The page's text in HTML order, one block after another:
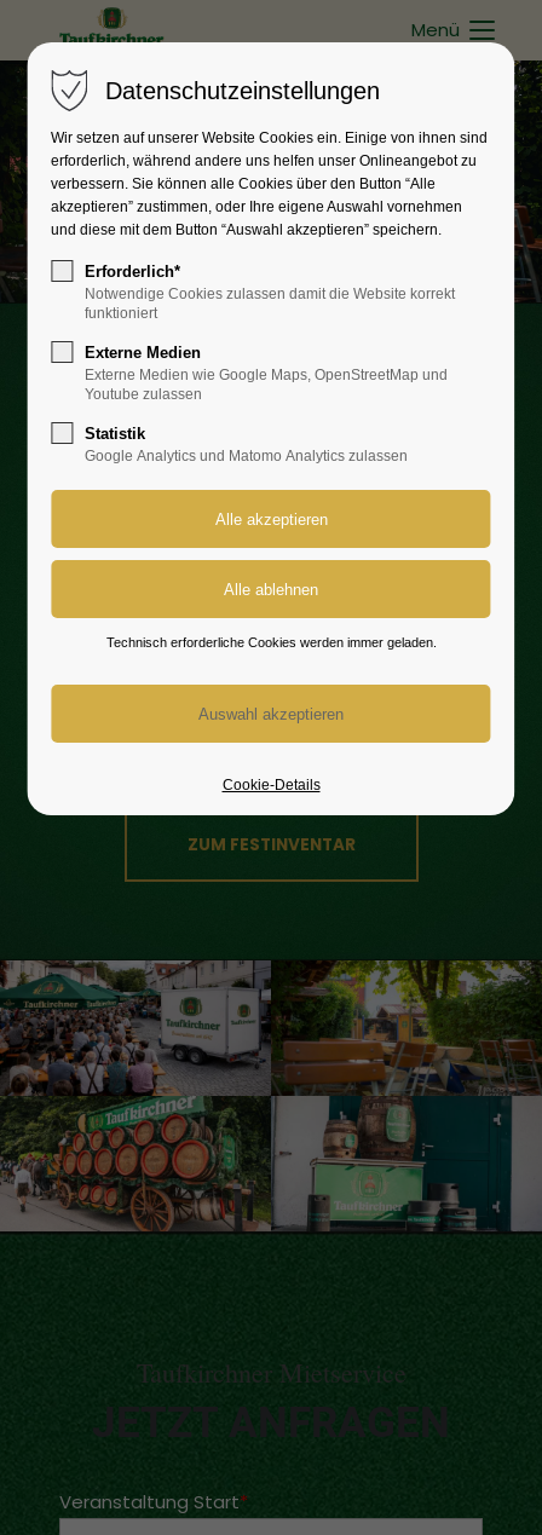
Menü
Taufkirchner Mietservice
ALLES WOS BRAUCHST
Die Taufkirchner Brauerei versorgt Sie
nicht nur mit Bierspezialitäten und
alkoholfreien Getränken, sondern
sorgt auch für gelungene
Veranstaltungen und Feierlichkeiten.
Dazu gehören Kühl- und
Ausschankwagen, Sonnenschirme,
Stehtische, Biertischgarnituren,
ZUM FESTINVENTAR
Taufkirchner Mietservice
JETZT ANFRAGEN
Veranstaltung Start*
Datenschutzeinstellungen
Wir setzen auf unserer Website Cookies ein. Einige von ihnen sind
erforderlich, während andere uns helfen unser Onlineangebot zu
verbessern. Sie können alle Cookies über den Button “Alle
akzeptieren” zustimmen, oder Ihre eigene Auswahl vornehmen
und diese mit dem Button “Auswahl akzeptieren” speichern.
Erforderlich*
Notwendige Cookies zulassen damit die Website korrekt
funktioniert
Externe Medien
Externe Medien wie Google Maps, OpenStreetMap und
Youtube zulassen
Statistik
Google Analytics und Matomo Analytics zulassen
Technisch erforderliche Cookies werden immer geladen.
Cookie-Details